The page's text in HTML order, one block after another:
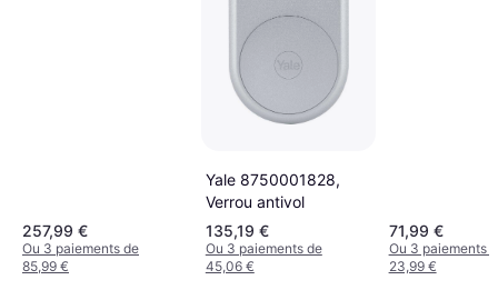
257,99 €
Ou 3 paiements de
85,99 €
Yale 8750001828,
Verrou antivol
135,19 €
Ou 3 paiements de
45,06 €
71,99 €
Ou 3 paiements
23,99 €